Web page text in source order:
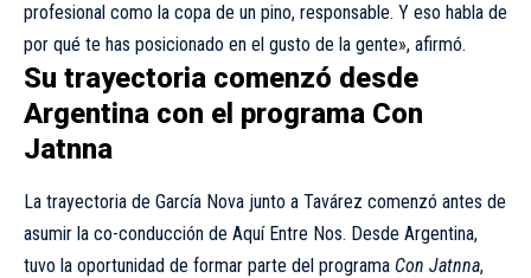
profesional como la copa de un pino, responsable. Y eso habla de
por qué te has posicionado en el gusto de la gente», afirmó.
Su trayectoria comenzó desde
Argentina con el programa Con
Jatnna
La trayectoria de García Nova junto a Tavárez comenzó antes de
asumir la co-conducción de Aquí Entre Nos. Desde Argentina,
tuvo la oportunidad de formar parte del programa Con Jatnna,